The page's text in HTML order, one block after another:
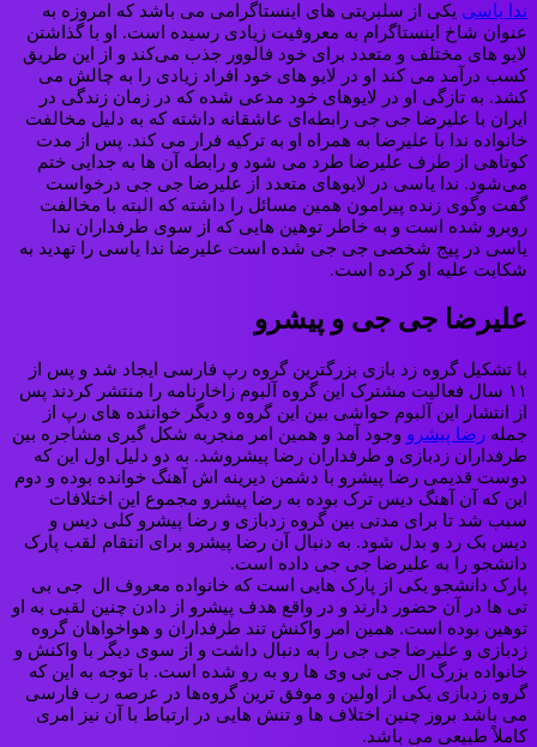
ندا یاسی یکی از سلبریتی های اینستاگرامی می باشد که امروزه به
عنوان شاخ اینستاگرام به معروفیت زیادی رسیده است. او با گذاشتن
لایو های مختلف و متعدد برای خود فالوور جذب می‌کند و از این طریق
کسب درآمد می کند او در لایو های خود افراد زیادی را به چالش می
کشد. به تازگی او در لایوهای خود مدعی شده که در زمان زندگی در
ایران با علیرضا جی جی رابطه‌ای عاشقانه داشته که به دلیل مخالفت
خانواده ندا با علیرضا به همراه او به ترکیه فرار می کند. پس از مدت
کوتاهی از طرف علیرضا طرد می شود و رابطه آن ها به جدایی ختم
می‌شود. ندا یاسی در لایوهای متعدد از علیرضا جی جی درخواست
گفت وگوی زنده پیرامون همین مسائل را داشته که البته با مخالفت
روبرو شده است و به خاطر توهین هایی که از سوی طرفداران ندا
یاسی در پیج شخصی جی جی شده است علیرضا ندا یاسی را تهدید به
شکایت علیه او کرده است.
علیرضا جی جی و پیشرو
با تشکیل گروه زد بازی بزرگترین گروه رپ فارسی ایجاد شد و پس از
۱۱ سال فعالیت مشترک این گروه آلبوم زاخارنامه را منتشر کردند پس
از انتشار این آلبوم حواشی بین این گروه و دیگر خواننده های رپ از
جمله رضا پیشرو وجود آمد و همین امر منجربه شکل گیری مشاجره بین
طرفداران زدبازی و طرفداران رضا پیشروشد. به دو دلیل اول این که
دوست قدیمی رضا پیشرو با دشمن دیرینه اش آهنگ خوانده بوده و دوم
این که آن آهنگ دیس ترک بوده به رضا پیشرو مجموع این اختلافات
سبب شد تا برای مدتی بین گروه زدبازی و رضا پیشرو کلی دیس و
دیس بک رد و بدل شود. به دنبال آن رضا پیشرو برای انتقام لقب پارک
دانشجو را به علیرضا جی جی داده است.
پارک دانشجو یکی از پارک هایی است که خانواده معروف ال ‏ جی بی
تی ها در آن حضور دارند و در واقع هدف پیشرو از دادن چنین لقبی به او
توهین بوده است. همین امر واکنش تند طرفداران و هواخواهان گروه
زدبازی و علیرضا جی جی را به دنبال داشت و از سوی دیگر با واکنش و
خانواده بزرگ ال جی تی وی ها رو به رو شده است. با توجه به این که
گروه زدبازی یکی از اولین و موفق ترین گروه‌ها در عرصه رب فارسی
می باشد بروز چنین اختلاف ها و تنش هایی در ارتباط با آن نیز امری
کاملاً طبیعی می باشد.